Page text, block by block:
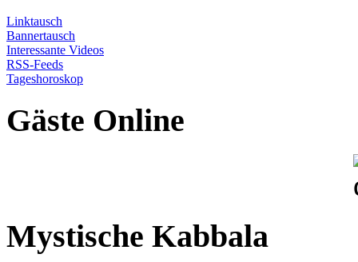
Linktausch
Bannertausch
Interessante Videos
RSS-Feeds
Tageshoroskop
Gäste Online
Mystische Kabbala